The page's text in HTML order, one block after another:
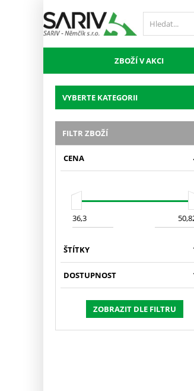
ZBOŽÍ V AKCI
VYBERTE KATEGORII
FILTR ZBOŽÍ
CENA
ŠTÍTKY
DOSTUPNOST
ZOBRAZIT DLE FILTRU